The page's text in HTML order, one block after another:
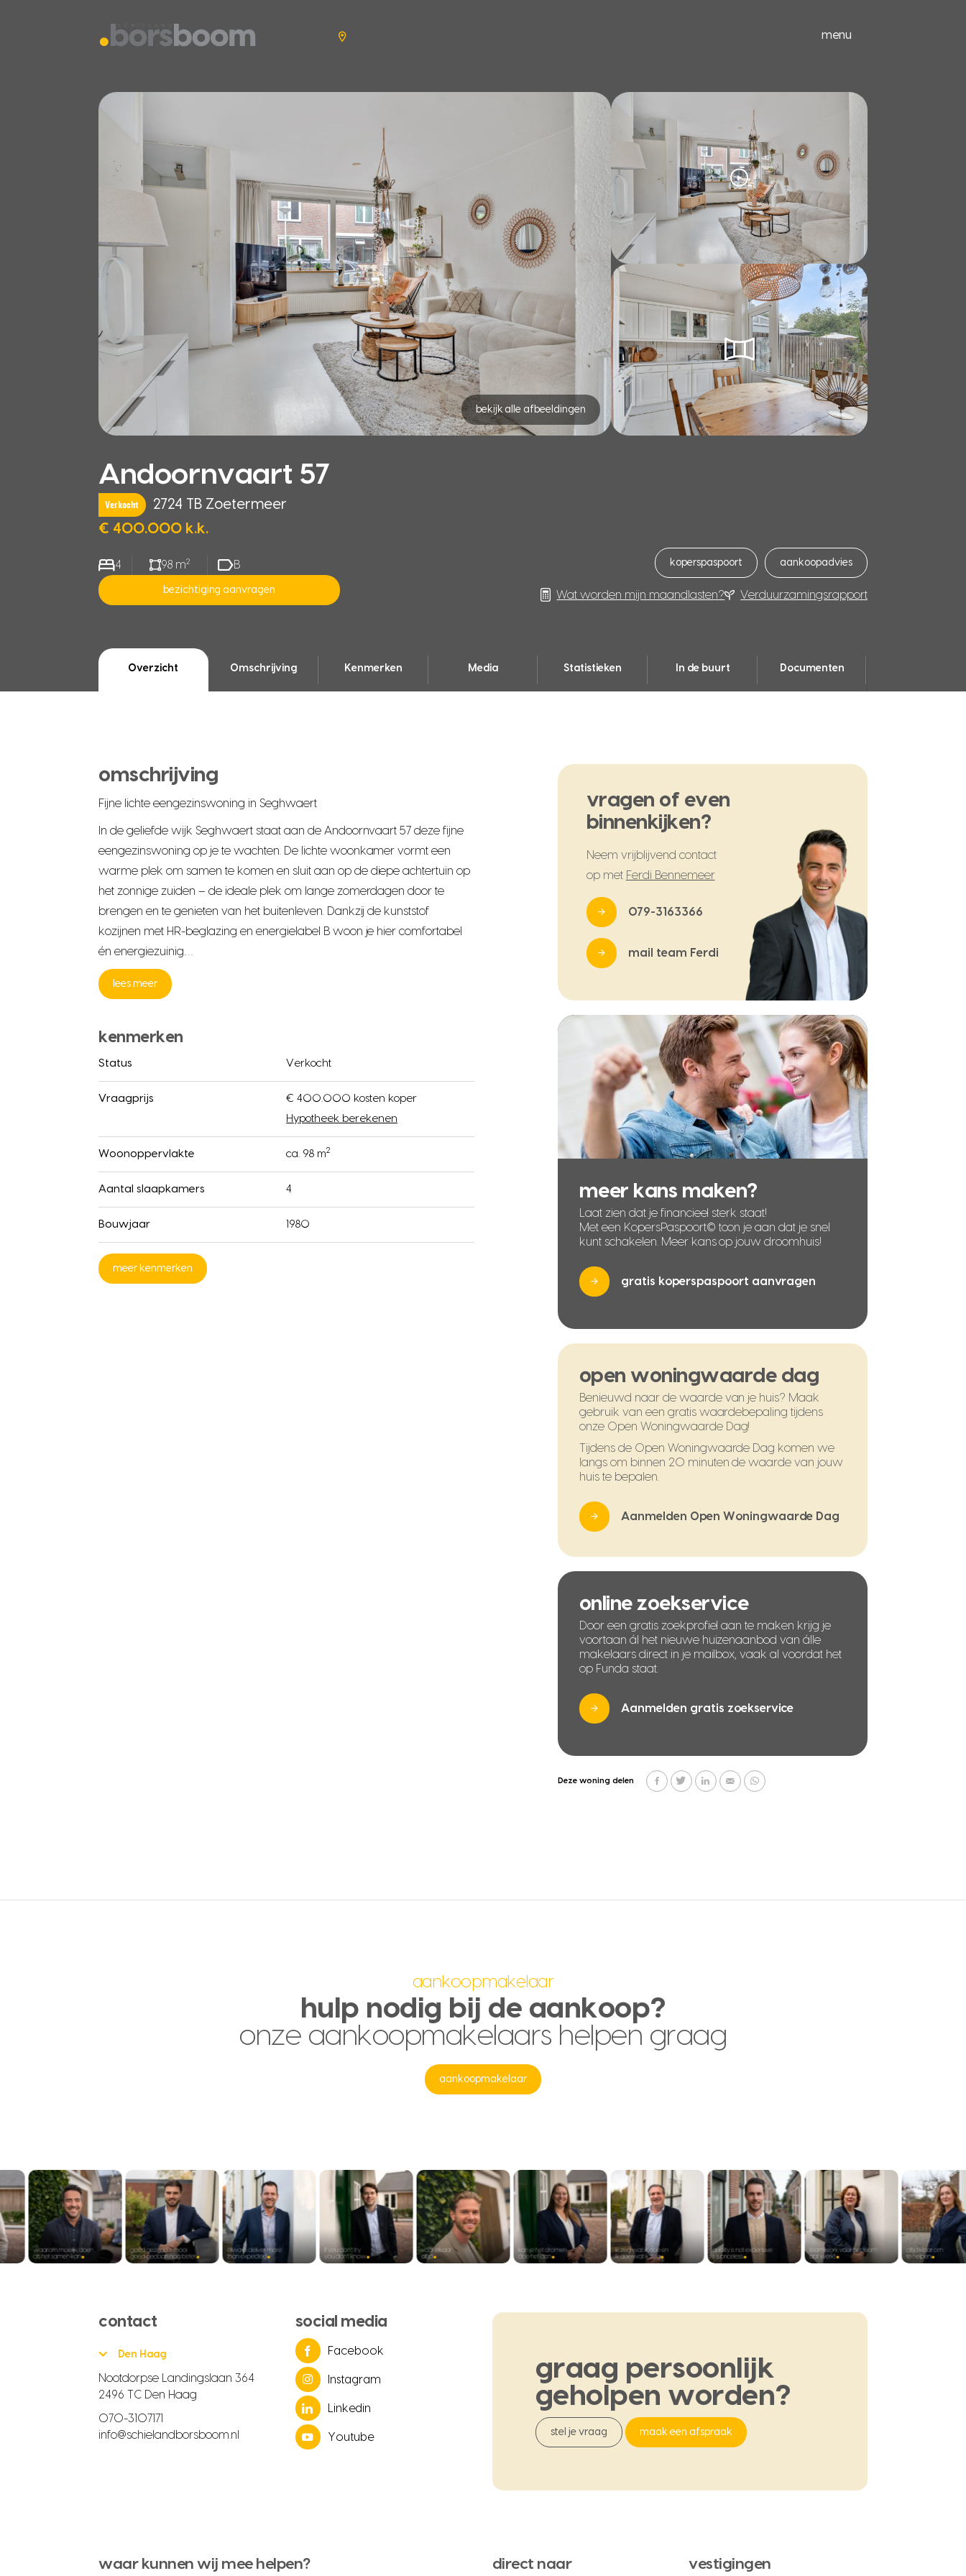
menu
bekijk alle afbeeldingen
Andoornvaart 57
Verkocht
2724 TB Zoetermeer
€ 400.000 k.k.
4 98 m2 B
bezichtiging aanvragen
koperspaspoort aankoopadvies
Wat worden mijn maandlasten? Verduurzamingsrapport
Overzicht Omschrijving Kenmerken Media Statistieken In de buurt Documenten
omschrijving
Fijne lichte eengezinswoning in Seghwaert
In de geliefde wijk Seghwaert staat aan de Andoornvaart 57 deze fijne
eengezinswoning op je te wachten. De lichte woonkamer vormt een
warme plek om samen te komen en sluit aan op de diepe achtertuin op
het zonnige zuiden – de ideale plek om lange zomerdagen door te
brengen en te genieten van het buitenleven. Dankzij de kunststof
kozijnen met HR-beglazing en energielabel B woon je hier comfortabel
én energiezuinig.…
lees meer
kenmerken
Status Verkocht
Vraagprijs
€ 400.000 kosten koper
Hypotheek berekenen
Woonoppervlakte ca. 98 m2
Aantal slaapkamers 4
Bouwjaar 1980
meer kenmerken
vragen of even
binnenkijken?
Neem vrijblijvend contact
op met Ferdi Bennemeer
079-3163366
mail team Ferdi
meer kans maken?
Laat zien dat je financieel sterk staat!
Met een KopersPaspoort© toon je aan dat je snel
kunt schakelen. Meer kans op jouw droomhuis!
gratis koperspaspoort aanvragen
open woningwaarde dag
Benieuwd naar de waarde van je huis? Maak
gebruik van een gratis waardebepaling tijdens
onze Open Woningwaarde Dag!
Tijdens de Open Woningwaarde Dag komen we
langs om binnen 20 minuten de waarde van jouw
huis te bepalen.
Aanmelden Open Woningwaarde Dag
online zoekservice
Door een gratis zoekprofiel aan te maken krijg je
voortaan ál het nieuwe huizenaanbod van álle
makelaars direct in je mailbox, vaak al voordat het
op Funda staat.
Aanmelden gratis zoekservice
Deze woning delen
aankoopmakelaar
hulp nodig bij de aankoop?
onze aankoopmakelaars helpen graag
aankoopmakelaar
contact
Den Haag
Nootdorpse Landingslaan 364
2496 TC Den Haag
070-3107171
info@schielandborsboom.nl
social media
Facebook
Instagram
Linkedin
Youtube
graag persoonlijk
geholpen worden?
stel je vraag maak een afspraak
waar kunnen wij mee helpen? direct naar vestigingen